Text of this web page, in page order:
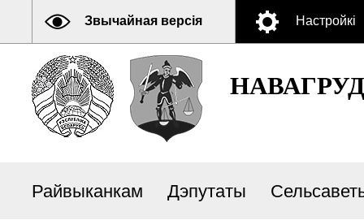
Звычайная версія Настройкі
Райвыканкам Дэпутаты